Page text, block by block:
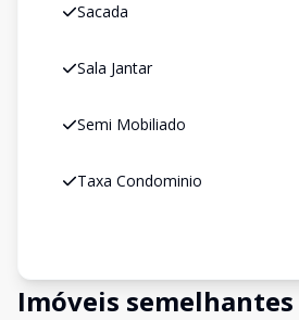
Sacada
Sala Jantar
Semi Mobiliado
Taxa Condominio
Imóveis semelhantes